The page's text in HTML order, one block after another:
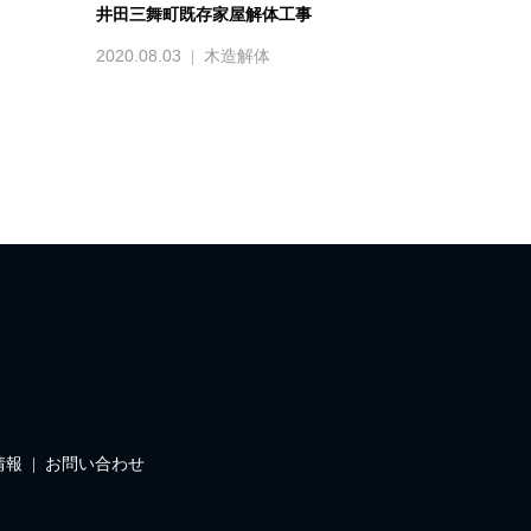
井田三舞町既存家屋解体工事
2020.08.03 木造解体
報 お問い合わせ